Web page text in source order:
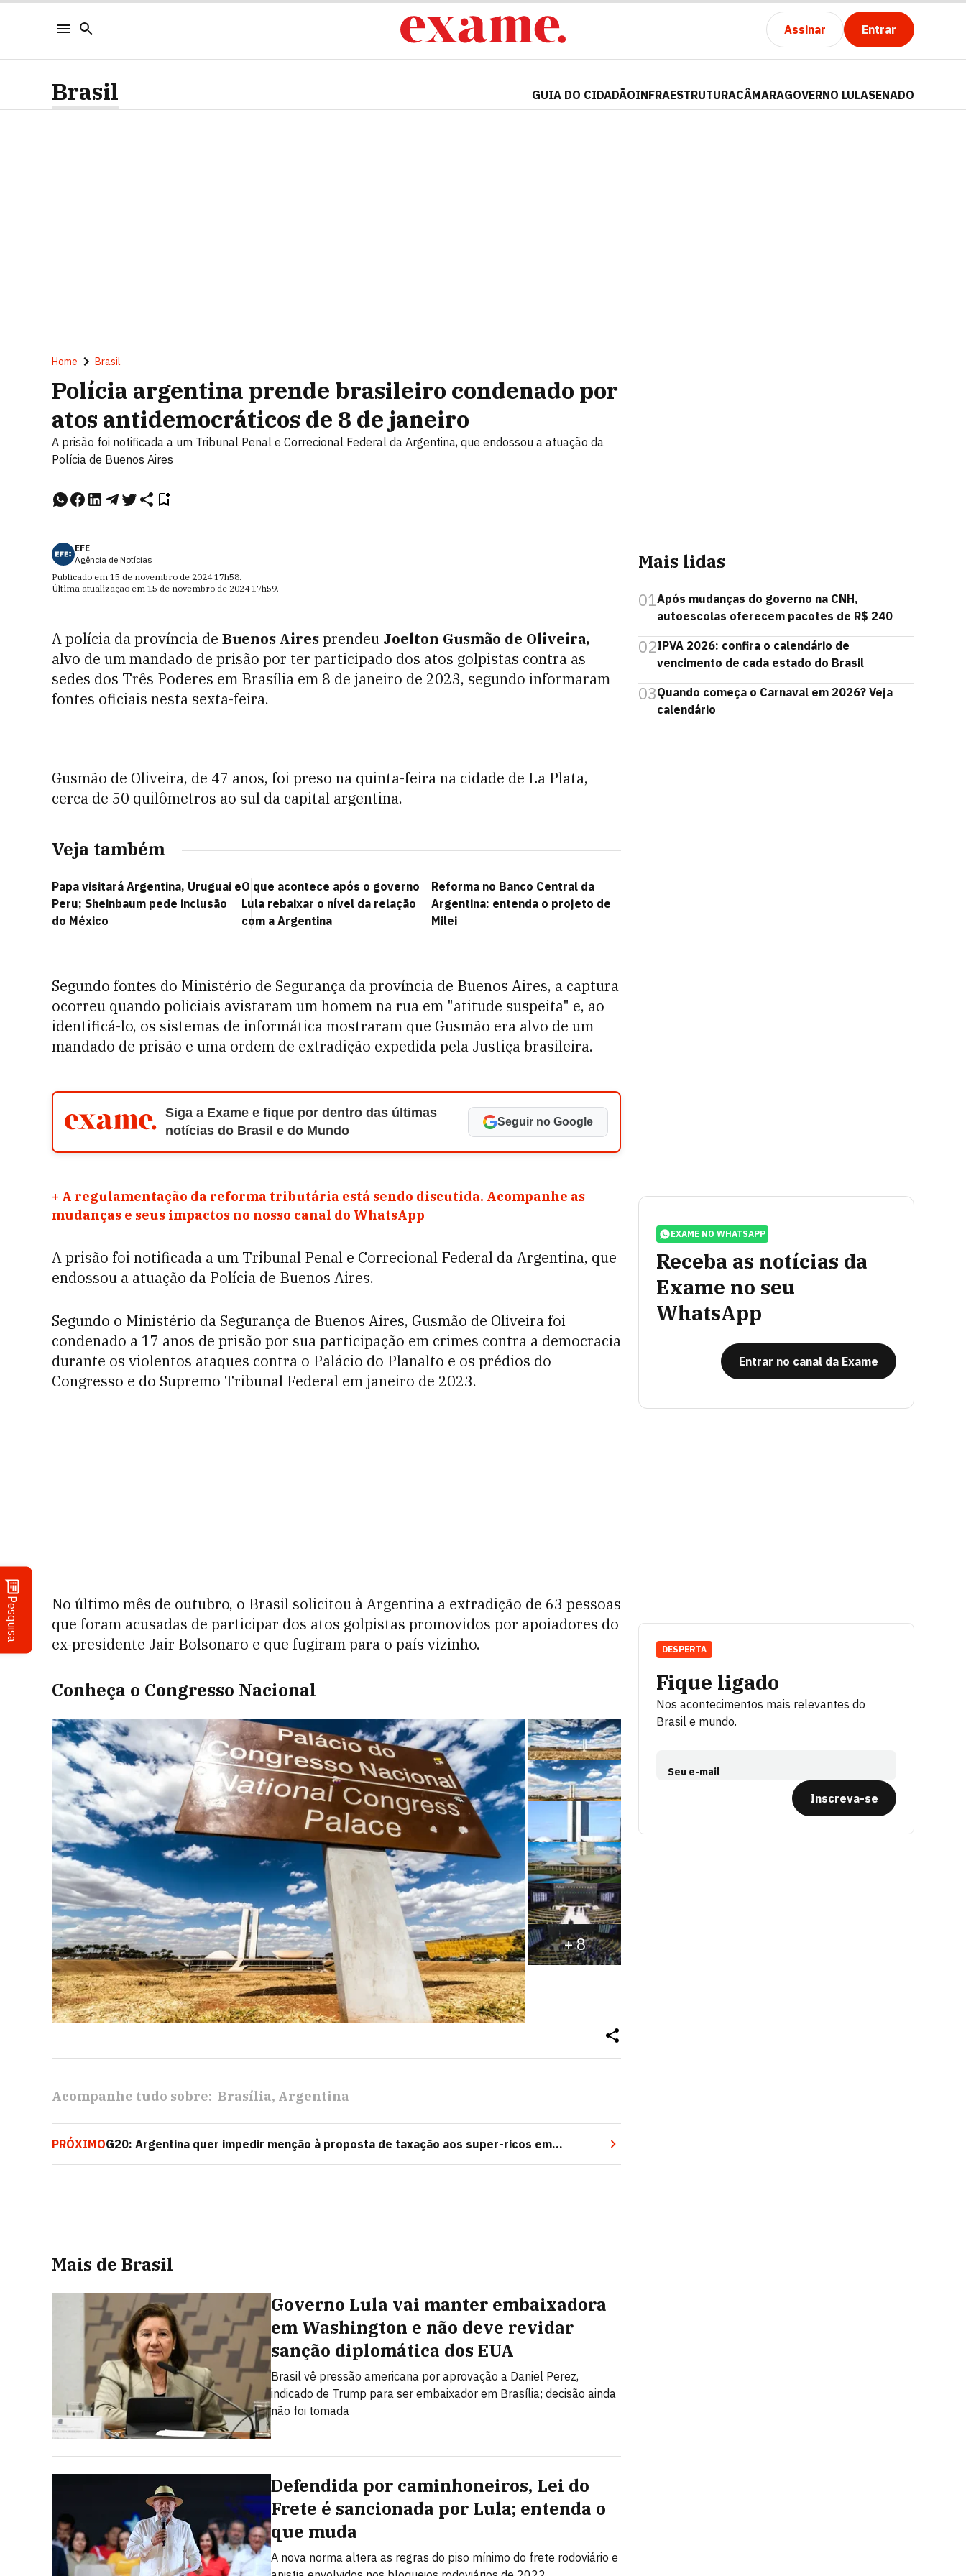
Assinar Entrar
Pesquisa
Brasil GUIA DO CIDADÃOINFRAESTRUTURACÂMARAGOVERNO LULASENADO
Home Brasil
Polícia argentina prende brasileiro condenado por
atos antidemocráticos de 8 de janeiro
A prisão foi notificada a um Tribunal Penal e Correcional Federal da Argentina, que endossou a atuação da
Polícia de Buenos Aires
EFE
Agência de Notícias
Publicado em 15 de novembro de 2024 17h58.
Última atualização em 15 de novembro de 2024 17h59.
A polícia da província de Buenos Airesprendeu Joelton Gusmão de Oliveira,
alvo de um mandado de prisão por ter participado dos atos golpistas contra as
sedes dos Três Poderes em Brasília em 8 de janeiro de 2023, segundo informaram
fontes oficiais nesta sexta-feira.
Gusmão de Oliveira, de 47 anos, foi preso na quinta-feira na cidade de La Plata,
cerca de 50 quilômetros ao sul da capital argentina.
Veja também
Papa visitará Argentina, Uruguai e
Peru; Sheinbaum pede inclusão
do México
O que acontece após o governo
Lula rebaixar o nível da relação
com a Argentina
Reforma no Banco Central da
Argentina: entenda o projeto de
Milei
Segundo fontes do Ministério de Segurança da província de Buenos Aires, a captura
ocorreu quando policiais avistaram um homem na rua em "atitude suspeita" e, ao
identificá-lo, os sistemas de informática mostraram que Gusmão era alvo de um
mandado de prisão e uma ordem de extradição expedida pela Justiça brasileira.
Siga a Exame e fique por dentro das últimas
notícias do Brasil e do Mundo
Seguir no Google
+ A regulamentação da reforma tributária está sendo discutida. Acompanhe as
mudanças e seus impactos no nosso canal do WhatsApp
A prisão foi notificada a um Tribunal Penal e Correcional Federal da Argentina, que
endossou a atuação da Polícia de Buenos Aires.
Segundo o Ministério da Segurança de Buenos Aires, Gusmão de Oliveira foi
condenado a 17 anos de prisão por sua participação em crimes contra a democracia
durante os violentos ataques contra o Palácio do Planalto e os prédios do
Congresso e do Supremo Tribunal Federal em janeiro de 2023.
No último mês de outubro, o Brasil solicitou à Argentina a extradição de 63 pessoas
que foram acusadas de participar dos atos golpistas promovidos por apoiadores do
ex-presidente Jair Bolsonaro e que fugiram para o país vizinho.
Conheça o Congresso Nacional
+8
Acompanhe tudo sobre: Brasília Argentina
PRÓXIMOG20: Argentina quer impedir menção à proposta de taxação aos super-ricos em
declaração final
Mais de Brasil
Governo Lula vai manter embaixadora
em Washington e não deve revidar
sanção diplomática dos EUA
Brasil vê pressão americana por aprovação a Daniel Perez,
indicado de Trump para ser embaixador em Brasília; decisão ainda
não foi tomada
Defendida por caminhoneiros, Lei do
Frete é sancionada por Lula; entenda o
que muda
A nova norma altera as regras do piso mínimo do frete rodoviário e
Mais lidas
01Após mudanças do governo na CNH,
autoescolas oferecem pacotes de R$ 240
02IPVA 2026: confira o calendário de
vencimento de cada estado do Brasil
03Quando começa o Carnaval em 2026? Veja
calendário
EXAME NO WHATSAPP
Receba as notícias da
Exame no seu
WhatsApp
Entrar no canal da Exame
Fique ligado
Nos acontecimentos mais relevantes do
Brasil e mundo.
Seu e-mail
Inscreva-se
DESPERTA